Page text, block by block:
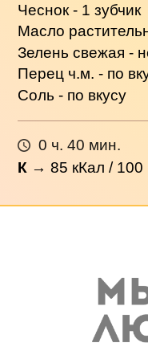
Чеснок - 1 зубчик
Масло
Зелень свежая -
Перец ч.м. - по
Соль - по вкусу
0 ч. 40 мин.
К →85 кКал / 100